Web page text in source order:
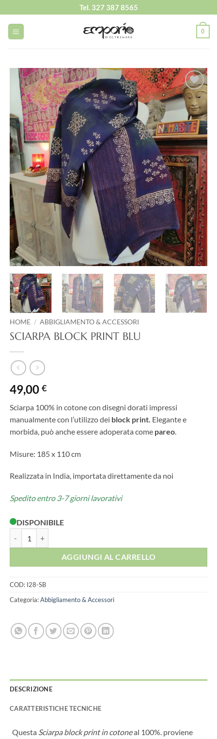
ai
contenuti
Tel. 327 387 8565
0
Aggiungi
alla lista
dei
desideri
HOME / ABBIGLIAMENTO & ACCESSORI
SCIARPA BLOCK PRINT BLU
49,00 €
Sciarpa 100% in cotone con disegni dorati impressi
manualmente con l’utilizzo dei block print. Elegante e
morbida, può anche essere adoperata come pareo.
Misure: 185 x 110 cm
Realizzata in India, importata direttamente da noi
Spedito entro 3-7 giorni lavorativi
DISPONIBILE
AGGIUNGI AL CARRELLO
COD: I28-SB
Categoria:Abbigliamento & Accessori
DESCRIZIONE
CARATTERISTICHE TECNICHE
Questa Sciarpa block print in cotoneal 100%. proviene